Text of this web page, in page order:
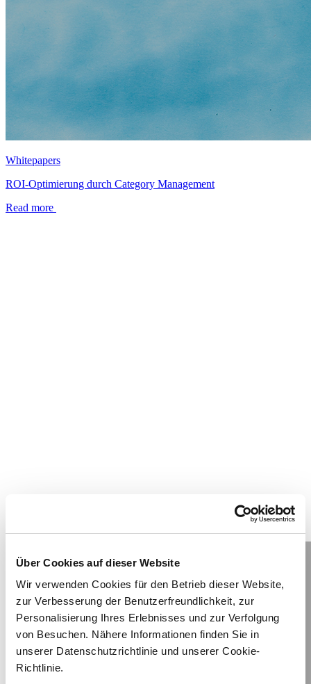
Über Cookies auf dieser Website
Wir verwenden Cookies für den Betrieb dieser Website,
zur Verbesserung der Benutzerfreundlichkeit, zur
Personalisierung Ihres Erlebnisses und zur Verfolgung
von Besuchen. Nähere Informationen finden Sie in
unserer Datenschutzrichtlinie und unserer Cookie-
Richtlinie.
Whitepapers
ROI-Optimierung durch Category Management
Read more